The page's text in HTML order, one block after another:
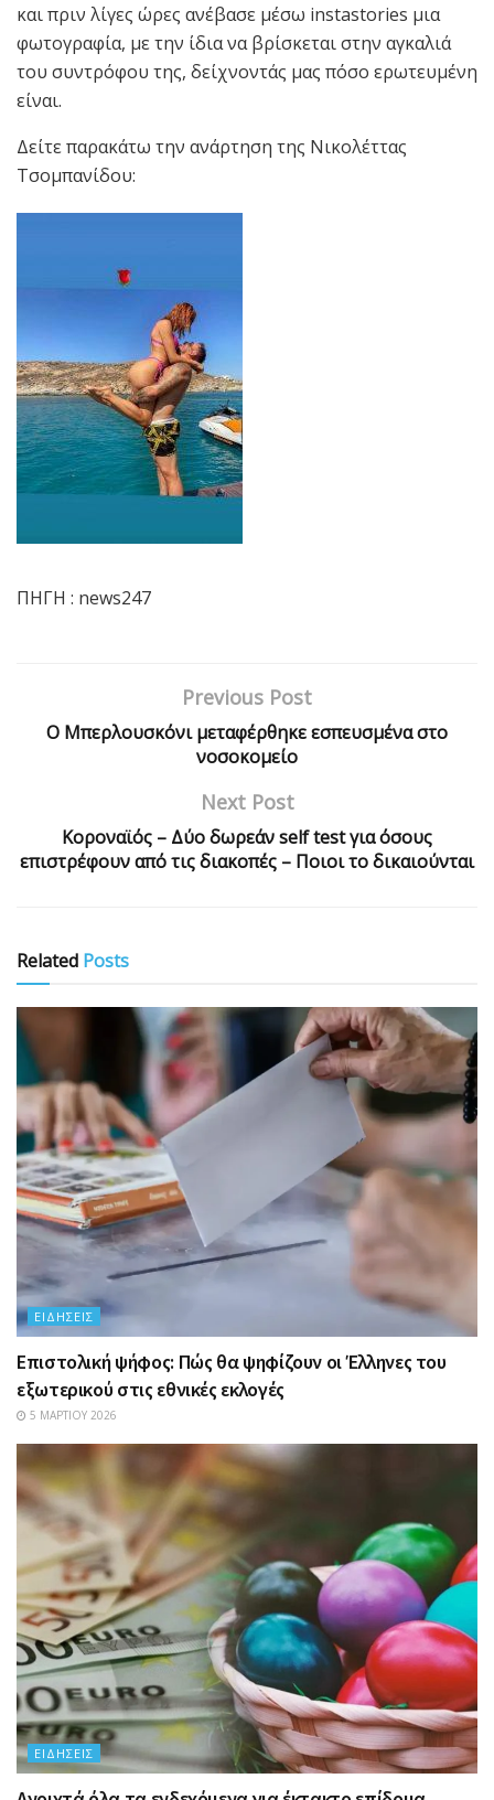
και πριν λίγες ώρες ανέβασε μέσω instastories μια
φωτογραφία, με την ίδια να βρίσκεται στην αγκαλιά
του συντρόφου της, δείχνοντάς μας πόσο ερωτευμένη
είναι.
Δείτε παρακάτω την ανάρτηση της Νικολέττας
Τσομπανίδου:
ΠΗΓΗ : news247
Previous Post
Ο Μπερλουσκόνι μεταφέρθηκε εσπευσμένα στο
νοσοκομείο
Next Post
Κοροναϊός – Δύο δωρεάν self test για όσους
επιστρέφουν από τις διακοπές – Ποιοι το δικαιούνται
Related Posts
ΕΙΔΉΣΕΙΣ
Επιστολική ψήφος: Πώς θα ψηφίζουν οι Έλληνες του
εξωτερικού στις εθνικές εκλογές
5 ΜΑΡΤΊΟΥ 2026
ΕΙΔΉΣΕΙΣ